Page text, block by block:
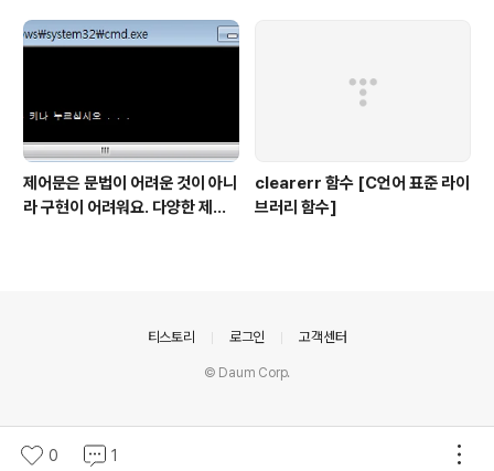
제어문은 문법이 어려운 것이 아니
라 구현이 어려워요. 다양한 제어
clearerr 함수 [C언어 표준 라이
브러리 함수]
0 1
티스토리 로그인 고객센터
© Daum Corp.